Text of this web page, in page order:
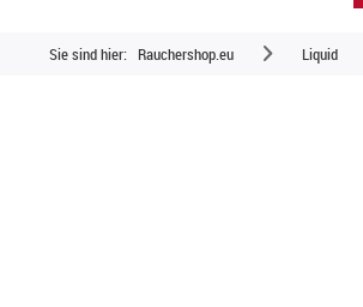
Sie sind hier: Rauchershop.eu Liquid